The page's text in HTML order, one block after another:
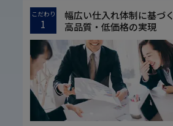
こだわり
1
幅広い仕入れ体制に基づく
高品質・低価格の実現